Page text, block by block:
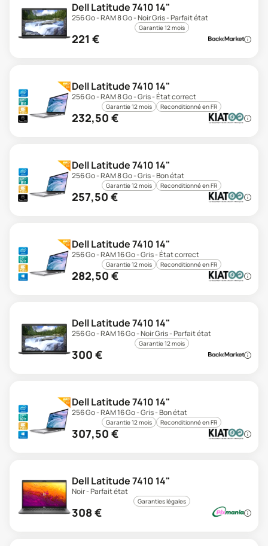
Dell Latitude 7410 14"
256 Go - RAM 8 Go - Noir Gris - Parfait état
Garantie 12 mois
221 €
Dell Latitude 7410 14"
256 Go - RAM 8 Go - Gris - État correct
Garantie 12 mois Reconditionné en FR
232,50 €
Dell Latitude 7410 14"
256 Go - RAM 8 Go - Gris - Bon état
Garantie 12 mois Reconditionné en FR
257,50 €
Dell Latitude 7410 14"
256 Go - RAM 16 Go - Gris - État correct
Garantie 12 mois Reconditionné en FR
282,50 €
Dell Latitude 7410 14"
256 Go - RAM 16 Go - Noir Gris - Parfait état
Garantie 12 mois
300 €
Dell Latitude 7410 14"
256 Go - RAM 16 Go - Gris - Bon état
Garantie 12 mois Reconditionné en FR
307,50 €
Dell Latitude 7410 14"
Noir - Parfait état
Garanties légales
308 €